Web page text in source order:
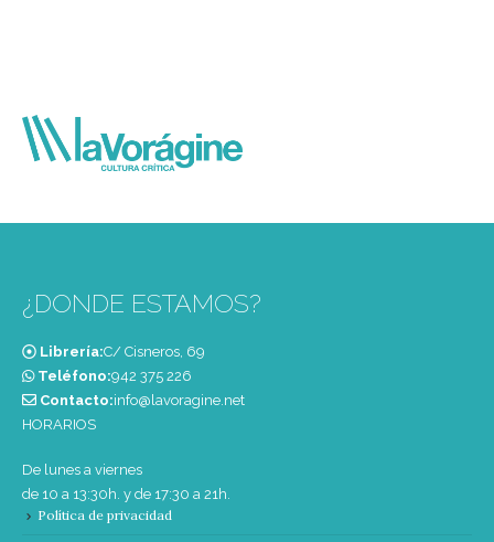
¿DONDE ESTAMOS?
Librería:C/ Cisneros, 69
Teléfono:‭942 375 226‬
Contacto:info@lavoragine.net
HORARIOS
De lunes a viernes
de 10 a 13:30h. y de 17:30 a 21h.
Política de privacidad